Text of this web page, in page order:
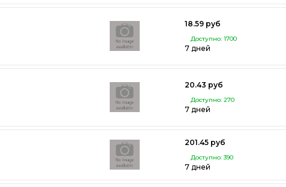
18.59 руб
Доступно: 1700
7 дней
20.43 руб
Доступно: 270
7 дней
201.45 руб
Доступно: 390
7 дней